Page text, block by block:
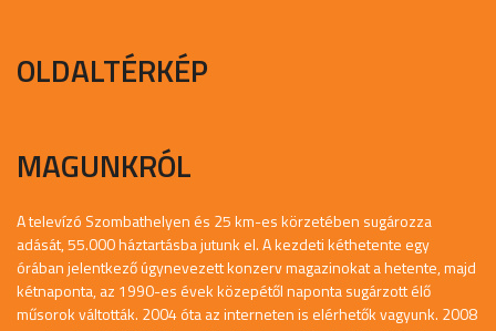
OLDALTÉRKÉP
MAGUNKRÓL
A televízó Szombathelyen és 25 km-es körzetében sugározza
adását, 55.000 háztartásba jutunk el. A kezdeti kéthetente egy
órában jelentkező úgynevezett konzerv magazinokat a hetente, majd
kétnaponta, az 1990-es évek közepétől naponta sugárzott élő
műsorok váltották. 2004 óta az interneten is elérhetők vagyunk. 2008